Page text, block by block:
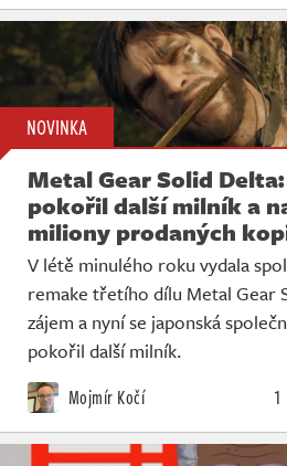
NOVINKA
Metal Gear Solid
pokořil další milník a
miliony prodaných
V létě minulého roku vydala
remake třetího dílu Metal Gear
zájem a nyní se japonská
pokořil další milník.
Mojmír Kočí